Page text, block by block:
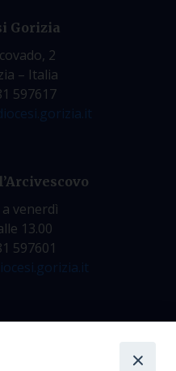
Gorizia
2
– Italia
597617
venerdì
13.00
597601